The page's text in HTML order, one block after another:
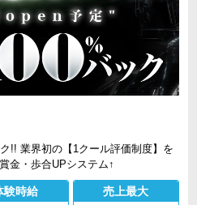
!! 業界初の【1クール評価制度】を
金・歩合UPシステム↑
験時給 売上最大